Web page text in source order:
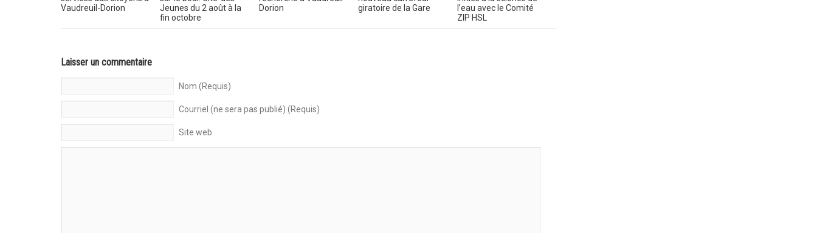
Vaudreuil-Dorion
Jeunes du 2 août à la
fin octobre
Dorion
giratoire de la Gare
l’eau avec le Comité
ZIP HSL
Laisser un commentaire
Nom (Requis)
Courriel (ne sera pas publié) (Requis)
Site web